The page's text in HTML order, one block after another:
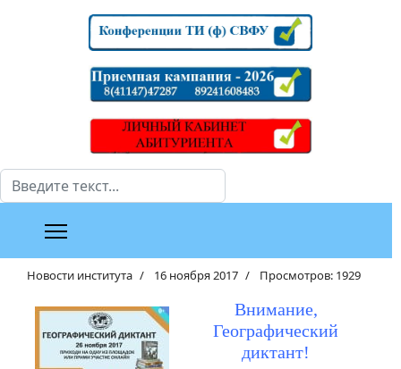
Поиск
Новости института 16 ноября 2017 Просмотров: 1929
Внимание,
Географический
диктант!